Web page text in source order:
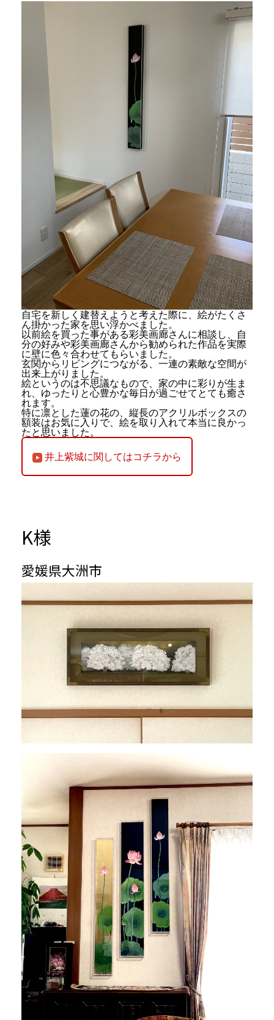
自宅を新しく建替えようと考えた際に、絵がたくさ
ん掛かった家を思い浮かべました。
以前絵を買った事がある彩美画廊さんに相談し、自
分の好みや彩美画廊さんから勧められた作品を実際
に壁に色々合わせてもらいました。
玄関からリビングにつながる、一連の素敵な空間が
出来上がりました。
絵というのは不思議なもので、家の中に彩りが生ま
れ、ゆったりと心豊かな毎日が過ごせてとても癒さ
れます。
特に凛とした蓮の花の、縦長のアクリルボックスの
額装はお気に入りで、絵を取り入れて本当に良かっ
たと思いました。
井上紫城に関してはコチラから
K様
愛媛県大洲市